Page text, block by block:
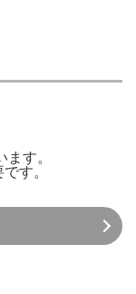
す。
す。